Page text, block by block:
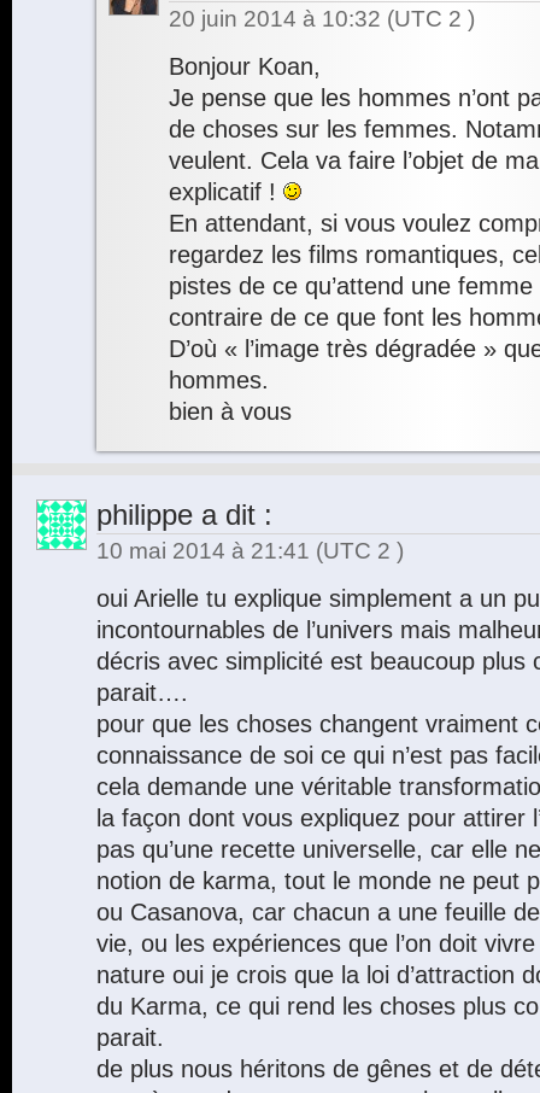
20 juin 2014 à 10:32 (UTC 2 )
Bonjour Koan,
Je pense que les hommes n’ont
de choses sur les femmes.
veulent. Cela va faire l’objet de
explicatif !
En attendant, si vous voulez
regardez les films romantiques,
pistes de ce qu’attend une femme
contraire de ce que font les
D’où « l’image très dégradée »
hommes.
bien à vous
philippe a dit :
10 mai 2014 à 21:41 (UTC 2 )
oui Arielle tu explique simplement a un
incontournables de l’univers mais
décris avec simplicité est beaucoup plus
parait….
pour que les choses changent vraiment
connaissance de soi ce qui n’est pas
cela demande une véritable
la façon dont vous expliquez pour attirer
pas qu’une recette universelle, car elle
notion de karma, tout le monde ne peut
ou Casanova, car chacun a une feuille
vie, ou les expériences que l’on doit
nature oui je crois que la loi d’attraction
du Karma, ce qui rend les choses plus
parait.
de plus nous héritons de gênes et de